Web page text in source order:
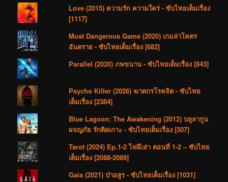
Love (2015) ความรัก ความใคร่ - ซับไทยเต็มเรื่อง
[1117]
Most Dangerous Game (2020) เกมล่าโคตร
อันตราย - ซับไทยเต็มเรื่อง [682]
Parallel (2020) ภพขนาน - ซับไทยเต็มเรื่อง [843]
Psycho Killer (2026) ฆาตกรโรคจิต - ซับไทย
เต็มเรื่อง [2384]
Blue Lagoon: The Awakening (2012) บลูลากูน
ผจญภัย รักติดเกาะ - ซับไทยเต็มเรื่อง [507]
Tarot (2024) Ep.1-2 ไพ่ผีเล่า ตอนที่ 1-2 – ซับไทย
เต็มเรื่อง [2088-2089]
Gaia (2021) ป่าอสูร - ซับไทยเต็มเรื่อง [1031]